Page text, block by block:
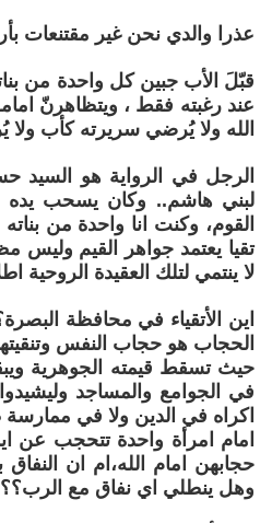
عذرا والدي نحن غير مقتنعات
قبّلَ الأب جبين كل واحدة من
عند رغبته فقط ، ويتظاهرنّ
الله ولا يُرضي سريرته كأب
الرجل في الرواية هو السيد
لبني هاشم.. وكان يسحب يده
القوم، وكنت انا واحدة من
تقيا يعتمد جواهر القيم وليس
لا ينتمي لتلك العقيدة الروحية
اين الأتقياء في محافظة
الحجاب هو حجاب النفس
حيث تسقط قيمته الجوهرية
في الجوامع والمساجد
اكراه في الدين ولا في ممارسة
امام امرأة واحدة تتحجب عن
حجابهن امام الله،ام ان
وهل ينطلي اي نفاق مع